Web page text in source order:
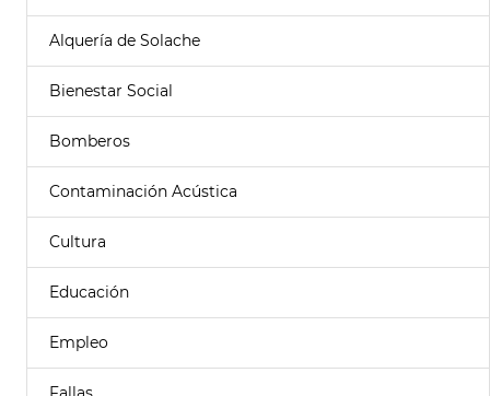
Alquería de Solache
Bienestar Social
Bomberos
Contaminación Acústica
Cultura
Educación
Empleo